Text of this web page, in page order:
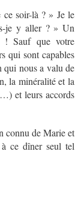
soir-là ? » Je le
je y aller ? » Un
! Sauf que votre
qui sont capables
qui nous a valu de
la minéralité et la
et leurs accords
connu de Marie et
ce dîner seul tel